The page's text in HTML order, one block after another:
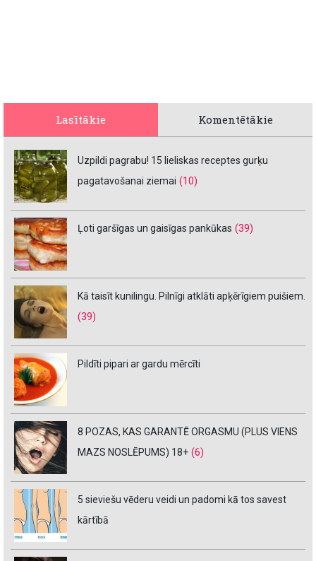
Lasītākie Komentētākie
Uzpildi pagrabu! 15 lieliskas receptes gurķu
pagatavošanai ziemai (10)
Ļoti garšīgas un gaisīgas pankūkas (39)
Kā taisīt kunilingu. Pilnīgi atklāti apķērīgiem puišiem.
(39)
Pildīti pipari ar gardu mērcīti
8 POZAS, KAS GARANTĒ ORGASMU (PLUS VIENS
MAZS NOSLĒPUMS) 18+ (6)
5 sieviešu vēderu veidi un padomi kā tos savest
kārtībā